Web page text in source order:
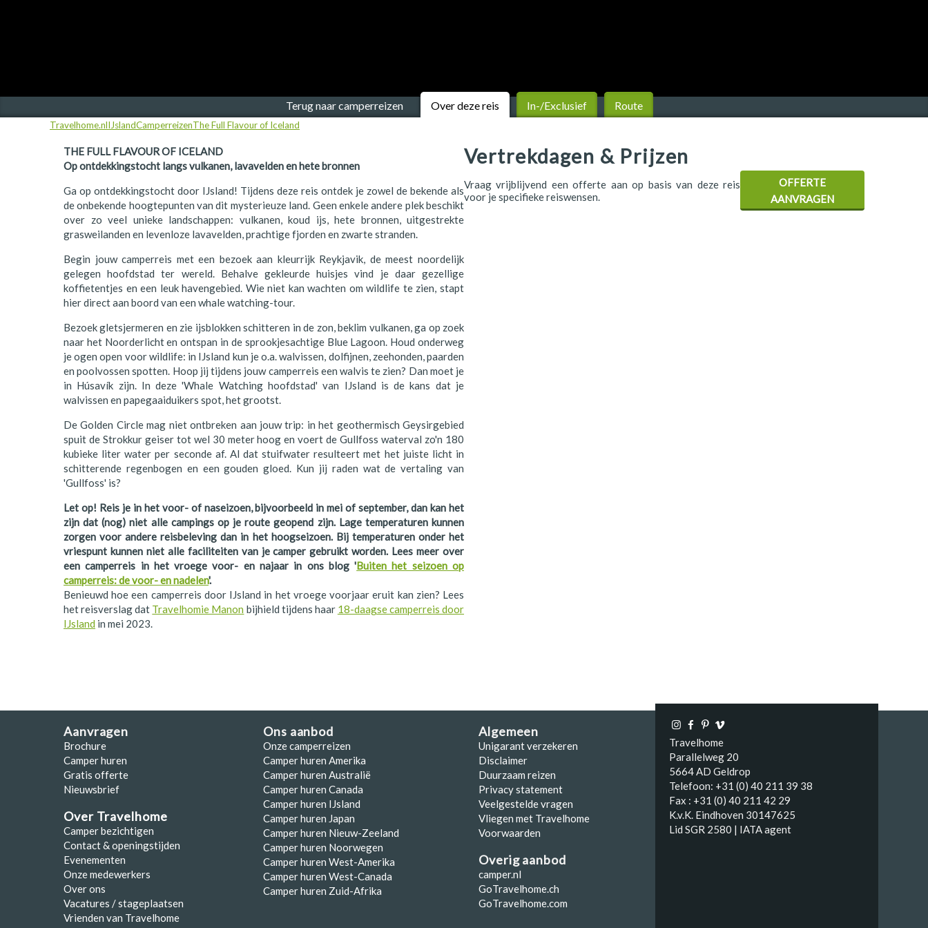
IJsland
Nederland
Nieuw-Zeeland
Noorwegen
Portugal
Schotland
Zuid-Afrika
Zwitserland
Terug naar camperreizen Over deze reis In-/Exclusief Route
Travelhome.nlIJslandCamperreizenThe Full Flavour of Iceland
THE FULL FLAVOUR OF ICELAND
Op ontdekkingstocht langs vulkanen, lavavelden en hete bronnen
Ga op ontdekkingstocht door IJsland! Tijdens deze reis ontdek je zowel de bekende als
de onbekende hoogtepunten van dit mysterieuze land. Geen enkele andere plek beschikt
over zo veel unieke landschappen: vulkanen, koud ijs, hete bronnen, uitgestrekte
grasweilanden en levenloze lavavelden, prachtige fjorden en zwarte stranden.
Begin jouw camperreis met een bezoek aan kleurrijk Reykjavik, de meest noordelijk
gelegen hoofdstad ter wereld. Behalve gekleurde huisjes vind je daar gezellige
koffietentjes en een leuk havengebied. Wie niet kan wachten om wildlife te zien, stapt
hier direct aan boord van een whale watching-tour.
Bezoek gletsjermeren en zie ijsblokken schitteren in de zon, beklim vulkanen, ga op zoek
naar het Noorderlicht en ontspan in de sprookjesachtige Blue Lagoon. Houd onderweg
je ogen open voor wildlife: in IJsland kun je o.a. walvissen, dolfijnen, zeehonden, paarden
en poolvossen spotten. Hoop jij tijdens jouw camperreis een walvis te zien? Dan moet je
in Húsavík zijn. In deze 'Whale Watching hoofdstad' van IJsland is de kans dat je
walvissen en papegaaiduikers spot, het grootst.
De Golden Circle mag niet ontbreken aan jouw trip: in het geothermisch Geysirgebied
spuit de Strokkur geiser tot wel 30 meter hoog en voert de Gullfoss waterval zo'n 180
kubieke liter water per seconde af. Al dat stuifwater resulteert met het juiste licht in
schitterende regenbogen en een gouden gloed. Kun jij raden wat de vertaling van
'Gullfoss' is?
Let op! Reis je in het voor- of naseizoen, bijvoorbeeld in mei of september, dan kan het
zijn dat (nog) niet alle campings op je route geopend zijn. Lage temperaturen kunnen
zorgen voor andere reisbeleving dan in het hoogseizoen. Bij temperaturen onder het
vriespunt kunnen niet alle faciliteiten van je camper gebruikt worden. Lees meer over
een camperreis in het vroege voor- en najaar in ons blog 'Buiten het seizoen op
camperreis: de voor- en nadelen'.
Benieuwd hoe een camperreis door IJsland in het vroege voorjaar eruit kan zien? Lees
het reisverslag dat Travelhomie Manon bijhield tijdens haar 18-daagse camperreis door
IJsland in mei 2023.
Vertrekdagen & Prijzen
Vraag vrijblijvend een offerte aan op basis van deze reis
voor je specifieke reiswensen.
OFFERTE
AANVRAGEN
Aanvragen
Brochure
Camper huren
Gratis offerte
Nieuwsbrief
Over Travelhome
Camper bezichtigen
Contact & openingstijden
Evenementen
Onze medewerkers
Over ons
Vacatures / stageplaatsen
Vrienden van Travelhome
Ons aanbod
Onze camperreizen
Camper huren Amerika
Camper huren Australië
Camper huren Canada
Camper huren IJsland
Camper huren Japan
Camper huren Nieuw-Zeeland
Camper huren Noorwegen
Camper huren West-Amerika
Camper huren West-Canada
Camper huren Zuid-Afrika
Algemeen
Unigarant verzekeren
Disclaimer
Duurzaam reizen
Privacy statement
Veelgestelde vragen
Vliegen met Travelhome
Voorwaarden
Overig aanbod
camper.nl
GoTravelhome.ch
GoTravelhome.com
Travelhome
Parallelweg 20
5664 AD Geldrop
Telefoon: +31 (0) 40 211 39 38
Fax : +31 (0) 40 211 42 29
K.v.K. Eindhoven 30147625
Lid SGR 2580 | IATA agent